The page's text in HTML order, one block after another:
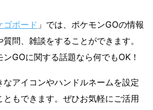
ゴボード 」では、ポケモンGOの情報
質問、雑談をすることができます。
ンGOに関する話題なら何でもOK！
なアイコンやハンドルネームを設定
ともできます。ぜひお気軽にご活用